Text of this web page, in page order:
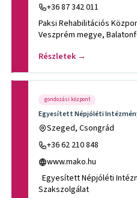
+36 87 342 011
Paksi Rehabilitációs
Veszprém megye,
Részletek →
gondozási központ
Egyesített Népjóléti
Szeged, Csongrád
+36 62 210 848
www.mako.hu
Egyesített Népjóléti
Szakszolgálat